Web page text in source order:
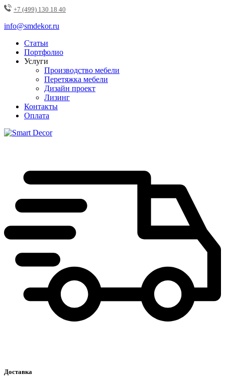
+7 (499) 130 18 40
info@smdekor.ru
Статьи
Портфолио
Услуги
Производство мебели
Перетяжка мебели
Дизайн проект
Лизинг
Контакты
Оплата
Доставка